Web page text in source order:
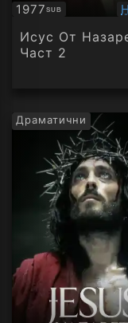
1977SUB
Субтитри
Исус От
Част 2
Драматични